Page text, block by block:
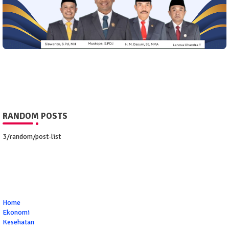
RANDOM POSTS
3/random/post-list
Home
Ekonomi
Kesehatan